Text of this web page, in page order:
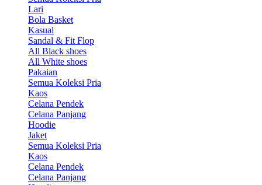
Lari
Bola Basket
Kasual
Sandal & Fit Flop
All Black shoes
All White shoes
Pakaian
Semua Koleksi Pria
Kaos
Celana Pendek
Celana Panjang
Hoodie
Jaket
Semua Koleksi Pria
Kaos
Celana Pendek
Celana Panjang